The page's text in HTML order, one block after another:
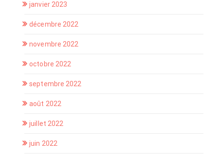
janvier 2023
décembre 2022
novembre 2022
octobre 2022
septembre 2022
août 2022
juillet 2022
juin 2022